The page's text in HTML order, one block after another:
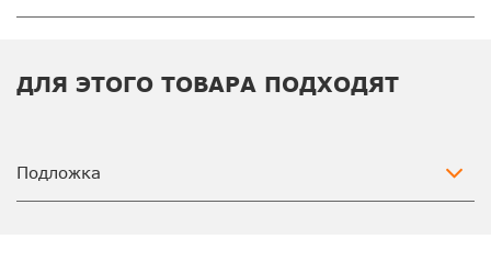
ДЛЯ ЭТОГО ТОВАРА ПОДХОДЯТ
Подложка